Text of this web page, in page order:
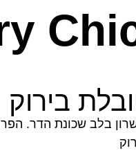
בירוק
השרון בלב שכונת הדר.